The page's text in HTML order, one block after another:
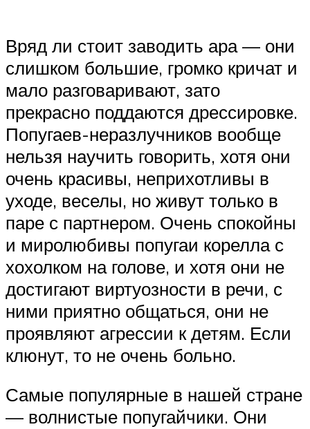
Вряд ли стоит заводить ара — они
слишком большие, громко кричат и
мало разговаривают, зато
прекрасно поддаются дрессировке.
Попугаев-неразлучников вообще
нельзя научить говорить, хотя они
очень красивы, неприхотливы в
уходе, веселы, но живут только в
паре с партнером. Очень спокойны
и миролюбивы попугаи корелла с
хохолком на голове, и хотя они не
достигают виртуозности в речи, с
ними приятно общаться, они не
проявляют агрессии к детям. Если
клюнут, то не очень больно.
Самые популярные в нашей стране
— волнистые попугайчики. Они